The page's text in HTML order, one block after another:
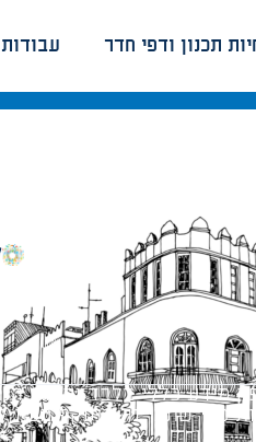
תכנון ודפי חדר
מידע כללי בלבד ומאגד
כפי שתהיינה בתוקף מעת